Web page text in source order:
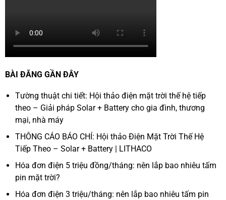
BÀI ĐĂNG GẦN ĐÂY
Tường thuật chi tiết: Hội thảo điện mặt trời thế hệ tiếp
theo – Giải pháp Solar + Battery cho gia đình, thương
mại, nhà máy
THÔNG CÁO BÁO CHÍ: Hội thảo Điện Mặt Trời Thế Hệ
Tiếp Theo – Solar + Battery | LITHACO
Hóa đơn điện 5 triệu đồng/tháng: nên lắp bao nhiêu tấm
pin mặt trời?
Hóa đơn điện 3 triệu/tháng: nên lắp bao nhiêu tấm pin